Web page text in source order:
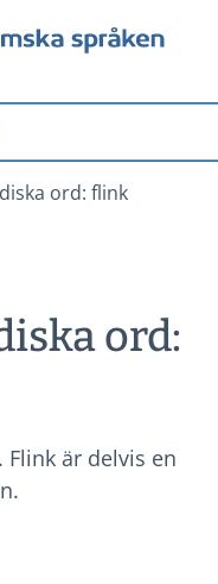
ord: flink
ord:
är delvis en